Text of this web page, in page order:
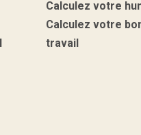
Calculez votre
Calculez votre
travail